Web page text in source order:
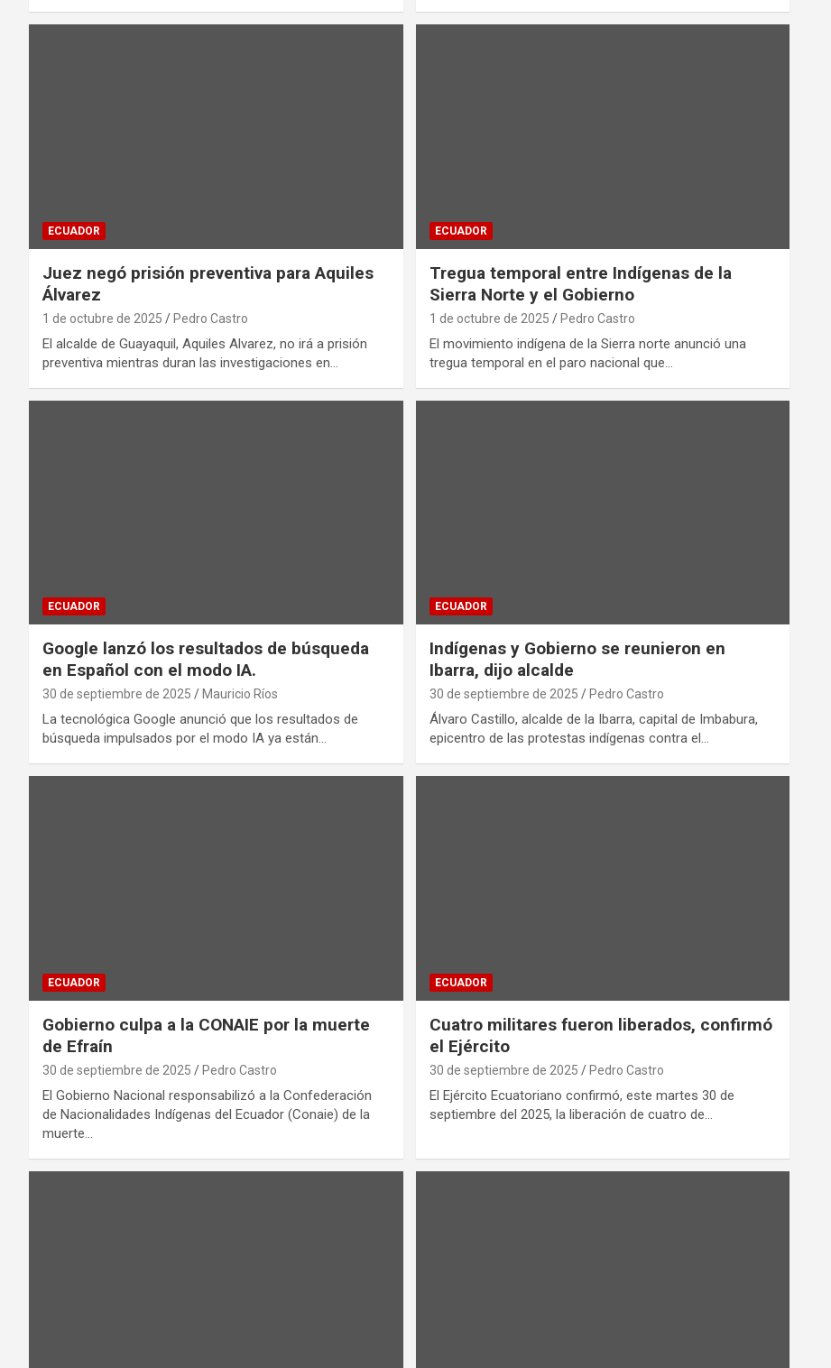
ECUADOR
Juez negó prisión preventiva para Aquiles
Álvarez
1 de octubre de 2025 Pedro Castro
El alcalde de Guayaquil, Aquiles Alvarez, no irá a prisión
preventiva mientras duran las investigaciones en…
ECUADOR
Tregua temporal entre Indígenas de la
Sierra Norte y el Gobierno
1 de octubre de 2025 Pedro Castro
El movimiento indígena de la Sierra norte anunció una
tregua temporal en el paro nacional que…
ECUADOR
Google lanzó los resultados de búsqueda
en Español con el modo IA.
30 de septiembre de 2025 Mauricio Ríos
La tecnológica Google anunció que los resultados de
búsqueda impulsados por el modo IA ya están…
ECUADOR
Indígenas y Gobierno se reunieron en
Ibarra, dijo alcalde
30 de septiembre de 2025 Pedro Castro
Álvaro Castillo, alcalde de la Ibarra, capital de Imbabura,
epicentro de las protestas indígenas contra el…
ECUADOR
Gobierno culpa a la CONAIE por la muerte
de Efraín
30 de septiembre de 2025 Pedro Castro
El Gobierno Nacional responsabilizó a la Confederación
de Nacionalidades Indígenas del Ecuador (Conaie) de la
muerte…
ECUADOR
Cuatro militares fueron liberados, confirmó
el Ejército
30 de septiembre de 2025 Pedro Castro
El Ejército Ecuatoriano confirmó, este martes 30 de
septiembre del 2025, la liberación de cuatro de…